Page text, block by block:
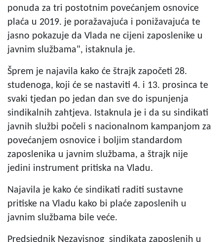
ponuda za tri postotnim povećanjem osnovice
plaća u 2019. je poražavajuća i ponižavajuća te
jasno pokazuje da Vlada ne cijeni zaposlenike u
javnim službama", istaknula je.
Šprem je najavila kako će štrajk započeti 28.
studenoga, koji će se nastaviti 4. i 13. prosinca te
svaki tjedan po jedan dan sve do ispunjenja
sindikalnih zahtjeva. Istaknula je i da su sindikati
javnih službi počeli s nacionalnom kampanjom za
povećanjem osnovice i boljim standardom
zaposlenika u javnim službama, a štrajk nije
jedini instrument pritiska na Vladu.
Najavila je kako će sindikati raditi sustavne
pritiske na Vladu kako bi plaće zaposlenih u
javnim službama bile veće.
Predsjednik Nezavisnog sindikata zaposlenih u